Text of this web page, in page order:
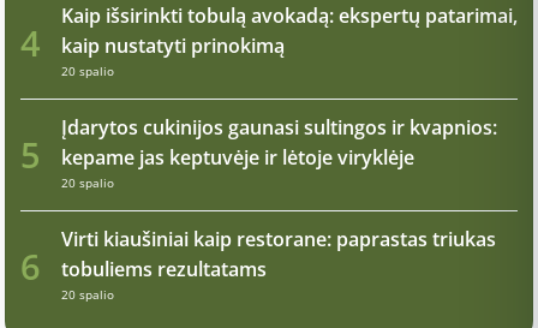
4
Kaip išsirinkti tobulą avokadą: ekspertų patarimai,
kaip nustatyti prinokimą
20 spalio
5
Įdarytos cukinijos gaunasi sultingos ir kvapnios:
kepame jas keptuvėje ir lėtoje viryklėje
20 spalio
6
Virti kiaušiniai kaip restorane: paprastas triukas
tobuliems rezultatams
20 spalio